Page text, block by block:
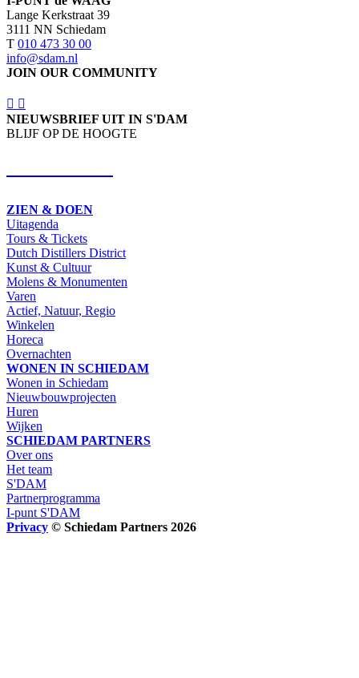
Lange Kerkstraat 39
3111 NN Schiedam
T 010 473 30 00
info@sdam.nl
JOIN OUR COMMUNITY
NIEUWSBRIEF UIT IN S'DAM
BLIJF OP DE HOOGTE
ZIEN & DOEN
Uitagenda
Tours & Tickets
Dutch Distillers District
Kunst & Cultuur
Molens & Monumenten
Varen
Actief, Natuur, Regio
Winkelen
Horeca
Overnachten
WONEN IN SCHIEDAM
Wonen in Schiedam
Nieuwbouwprojecten
Huren
Wijken
SCHIEDAM PARTNERS
Over ons
Het team
S'DAM
Partnerprogramma
I-punt S'DAM
Privacy © Schiedam Partners 2026